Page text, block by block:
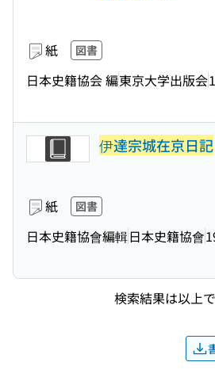
紙 図書
日本史籍協会 編東京大学出版会
伊達宗城在京日記
紙 図書
日本史籍協會編輯日本史籍協會
検索結果は以上で